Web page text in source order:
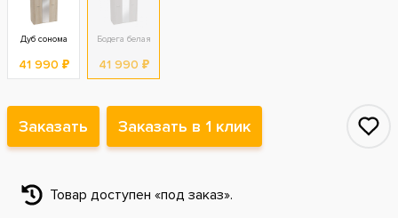
Дуб сонома
41 990 ₽
Бодега белая
41 990 ₽
Заказать Заказать в 1 клик
Товар доступен «под заказ».